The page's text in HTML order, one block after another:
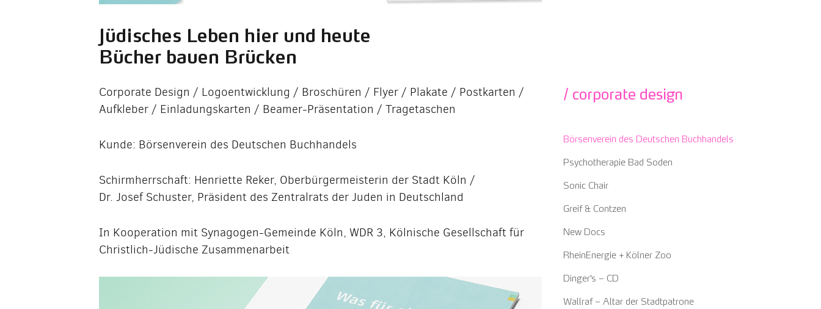
Jüdisches Leben hier und heute
Bücher bauen Brücken
Corporate Design / Logoentwicklung / Broschüren / Flyer / Plakate / Postkarten /
Aufkleber / Einladungskarten / Beamer-Präsentation / Tragetaschen
Kunde: Börsenverein des Deutschen Buchhandels
Schirmherrschaft: Henriette Reker, Oberbürgermeisterin der Stadt Köln /
Dr. Josef Schuster, Präsident des Zentralrats der Juden in Deutschland
In Kooperation mit Synagogen-Gemeinde Köln, WDR 3, Kölnische Gesellschaft für
Christlich-Jüdische Zusammenarbeit
/ corporate design
Börsenverein des Deutschen Buchhandels
Psychotherapie Bad Soden
Sonic Chair
Greif & Contzen
New Docs
RheinEnergie + Kölner Zoo
Dinger's – CD
Wallraf – Altar der Stadtpatrone